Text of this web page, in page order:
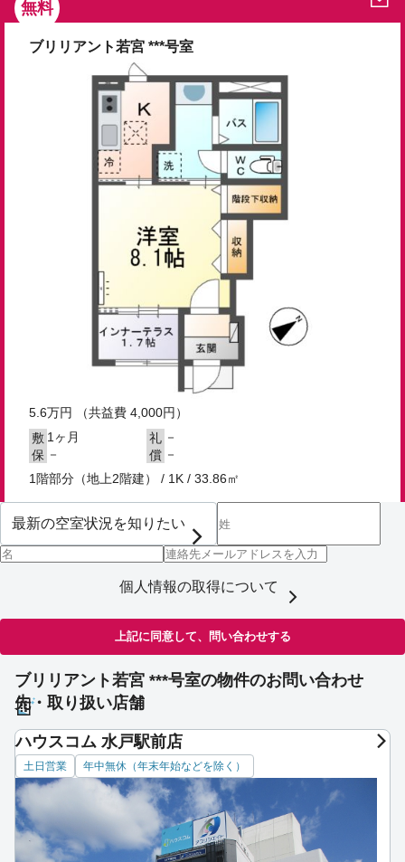
無料
ブリリアント若宮 ***号室
5.6万円
（共益費 4,000円）
敷 1ヶ月 礼 －
保 － 償 －
1階部分（地上2階建） / 1K / 33.86㎡
個人情報の取得について
上記に同意して、問い合わせする
ブリリアント若宮 ***号室の物件のお問い合わせ
先・取り扱い店舗
ハウスコム 水戸駅前店
土日営業 年中無休（年末年始などを除く）